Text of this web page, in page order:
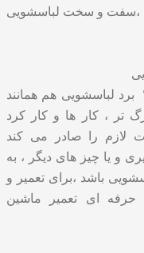
،سفت و سخت لباسشویی
برد لباسشویی هم همانند
تر ، کار ها و کار کرد
لازم را صادر می کند
و یا چیز های دیگر ، به
باشد ،برای تعمیر و
ای تعمیر ماشین